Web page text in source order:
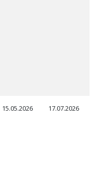
15.05.2026 17.07.2026